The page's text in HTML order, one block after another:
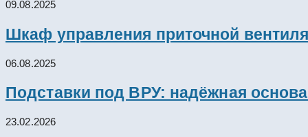
09.08.2025
Шкаф управления приточной
06.08.2025
Подставки под ВРУ: надёжная
23.02.2026